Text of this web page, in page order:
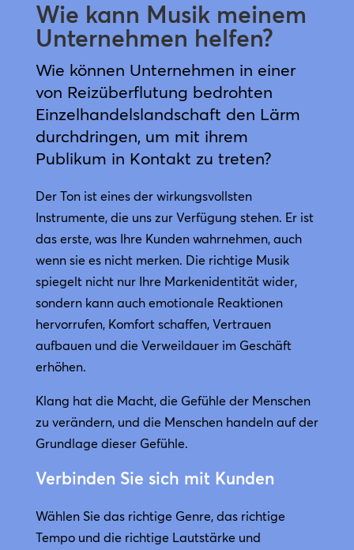
Wie kann Musik meinem
Unternehmen helfen?
Wie können Unternehmen in einer
von Reizüberflutung bedrohten
Einzelhandelslandschaft den Lärm
durchdringen, um mit ihrem
Publikum in Kontakt zu treten?
Der Ton ist eines der wirkungsvollsten
Instrumente, die uns zur Verfügung stehen. Er ist
das erste, was Ihre Kunden wahrnehmen, auch
wenn sie es nicht merken. Die richtige Musik
spiegelt nicht nur Ihre Markenidentität wider,
sondern kann auch emotionale Reaktionen
hervorrufen, Komfort schaffen, Vertrauen
aufbauen und die Verweildauer im Geschäft
erhöhen.
Klang hat die Macht, die Gefühle der Menschen
zu verändern, und die Menschen handeln auf der
Grundlage dieser Gefühle.
Verbinden Sie sich mit Kunden
Wählen Sie das richtige Genre, das richtige
Tempo und die richtige Lautstärke und